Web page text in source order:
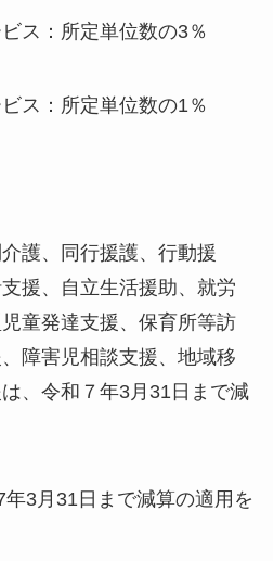
ス：所定単位数の3％
ス：所定単位数の1％
護、同行援護、行動援
援、自立生活援助、就労
童発達支援、保育所等訪
障害児相談支援、地域移
、令和７年3月31日まで減
年3月31日まで減算の適用を